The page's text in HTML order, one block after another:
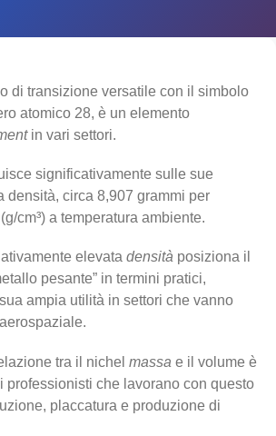
di transizione versatile con il simbolo
atomico 28, è un elemento
in vari settori.
significativamente sulle sue
densità, circa 8,907 grammi per
cm³) a temperatura ambiente.
elevata densità posiziona il
pesante” in termini pratici,
ampia utilità in settori che vanno
tra il nichel massa e il volume è
professionisti che lavorano con questo
placcatura e produzione di